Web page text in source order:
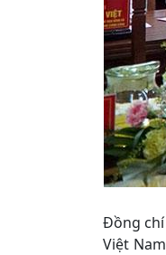
Đồng chí
Việt